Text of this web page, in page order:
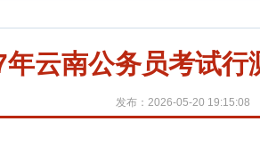
年云南公务员考试
发布：2026-05-20 19:15:08